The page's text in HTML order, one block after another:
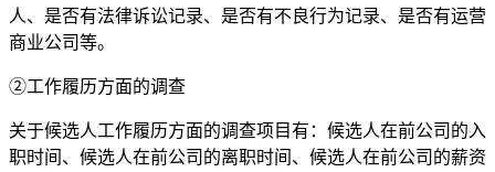
人、是否有法律诉讼记录、是否有不良行为记录、是否有运营
商业公司等。
②工作履历方面的调查
关于候选人工作履历方面的调查项目有：候选人在前公司的入
职时间、候选人在前公司的离职时间、候选人在前公司的薪资